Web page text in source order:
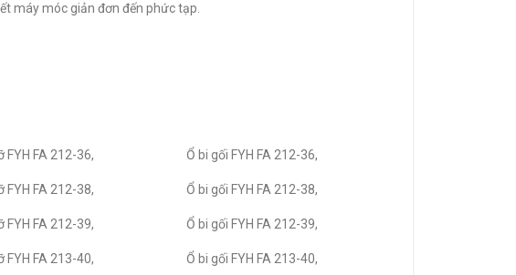
máy móc giản đơn đến phức tạp.
FYH FA 212-36, Ổ bi gối FYH FA 212-36,
FYH FA 212-38, Ổ bi gối FYH FA 212-38,
FYH FA 212-39, Ổ bi gối FYH FA 212-39,
FYH FA 213-40, Ổ bi gối FYH FA 213-40,